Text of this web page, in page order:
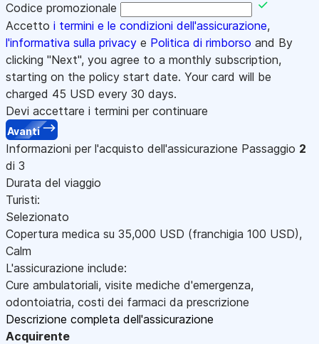
Codice promozionale
Accetto i termini e le condizioni dell'assicurazione,
l'informativa sulla privacy e Politica di rimborso and By
clicking "Next", you agree to a monthly subscription,
starting on the policy start date. Your card will be
charged 45 USD every 30 days.
Devi accettare i termini per continuare
Avanti
Informazioni per l'acquisto dell'assicurazione Passaggio 2
di 3
Durata del viaggio
Turisti:
Selezionato
Copertura medica su 35,000 USD (franchigia 100 USD),
Calm
L'assicurazione include:
Cure ambulatoriali, visite mediche d'emergenza,
odontoiatria, costi dei farmaci da prescrizione
Descrizione completa dell'assicurazione
Acquirente